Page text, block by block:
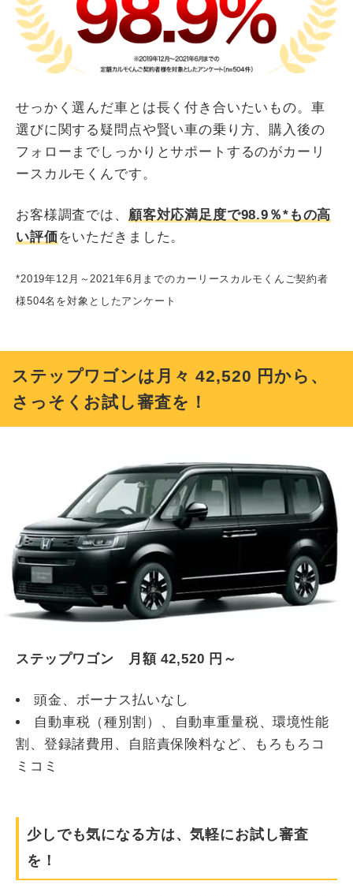
せっかく選んだ車とは長く付き合いたいもの。車
選びに関する疑問点や賢い車の乗り方、購入後の
フォローまでしっかりとサポートするのがカーリ
ースカルモくんです。
お客様調査では、 顧客対応満足度で98.9％*もの高
い評価をいただきました。
*2019年12月～2021年6月までのカーリースカルモくんご契約者
様504名を対象としたアンケート
ステップワゴンは月々42,520 円から、
さっそくお試し審査を！
ステップワゴン 月額42,520 円～
頭金、ボーナス払いなし
自動車税（種別割）、自動車重量税、環境性能
割、登録諸費用、自賠責保険料など、もろもろコ
ミコミ
少しでも気になる方は、気軽にお試し審査
を！